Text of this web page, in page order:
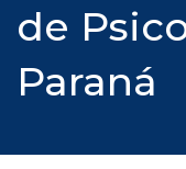
de
Paraná